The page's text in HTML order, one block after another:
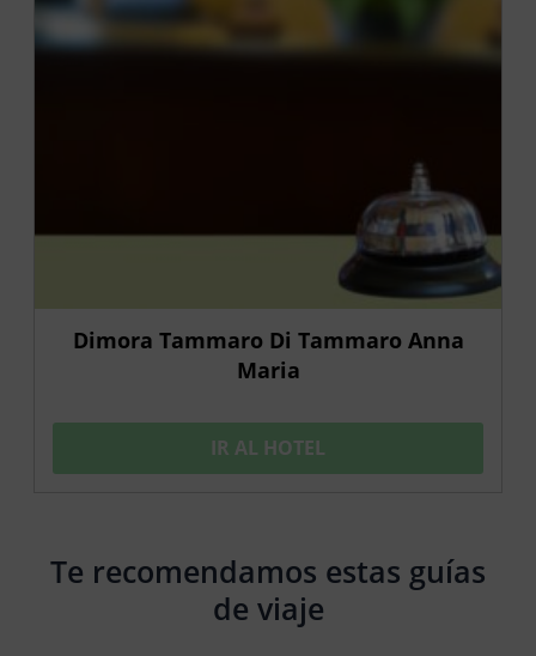
Dimora Tammaro Di Tammaro Anna
Maria
IR AL HOTEL
Te recomendamos estas guías
de viaje